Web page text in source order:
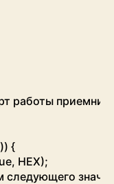
работы
)) {
, HEX);
следующего